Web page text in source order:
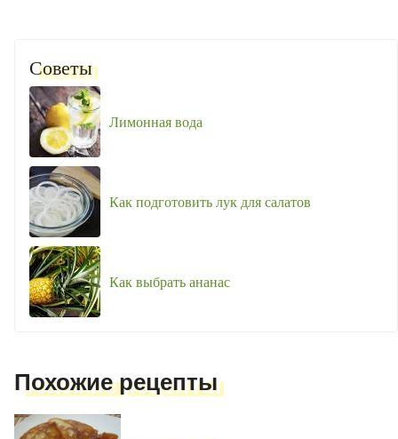
Советы
Лимонная вода
Как подготовить лук для салатов
Как выбрать ананас
Похожие рецепты